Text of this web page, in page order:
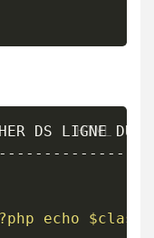
DS LIGNE DU
echo